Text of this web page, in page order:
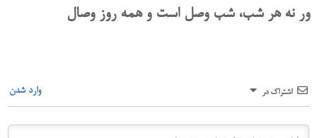
ور نه هر شب، شب وصل است و همه روز وصال
اشتراک در وارد شدن